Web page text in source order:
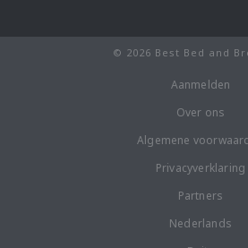
© 2026 Best Bed and
Aanmelden
Over ons
Algemene
Privacyverklaring
Partners
Nederlands